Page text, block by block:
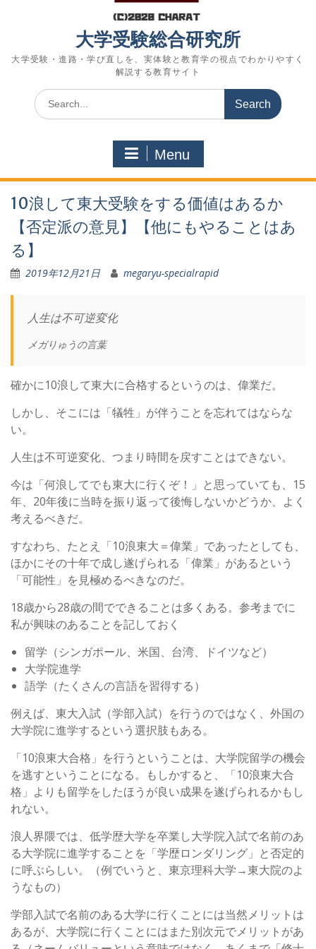
大学受験総合研究所
大学受験・進路・学び直しを、実体験と教育学の視点でわかりやすく
解説する教育サイト
Search
for:
Menu
10浪して東大受験をする価値はあるか
【否定派の意見】【他にもやることはあ
る】
2019年12月21日 megaryu-specialrapid
人生は不可逆変化
メガりゅうの言葉
確かに10浪して東大に合格するというのは、偉業だ。
しかし、そこには「犠牲」が伴うことを忘れてはならな
い。
人生は不可逆変化、つまり時間を戻すことはできない。
今は「何浪してでも東大に行くぞ！」と思っていても、15
年、20年後に当時を振り返って後悔しないかどうか、よく
考えるべきだ。
すなわち、たとえ「10浪東大＝偉業」であったとしても、
ほかにその十年で成し遂げられる「偉業」があるという
「可能性」を見極めるべきなのだ。
18歳から28歳の間でできることは多くある。参考までに
私が興味のあることを記しておく
留学（シンガポール、米国、台湾、ドイツなど）
大学院進学
語学（たくさんの言語を習得する）
例えば、東大入試（学部入試）を行うのではなく、外国の
大学院に進学するという選択肢もある。
「10浪東大合格」を行うということは、大学院留学の機会
を逃すということになる。もしかすると、「10浪東大合
格」よりも留学をしたほうが良い成果を遂げられるかもし
れない。
浪人界隈では、低学歴大学を卒業し大学院入試で名前のあ
る大学院に進学することを「学歴ロンダリング」と否定的
に呼ぶらしい。（例でいうと、東京理科大学→東大院のよ
うなもの）
学部入試で名前のある大学に行くことには当然メリットは
あるが、大学院に行くことにはまた別次元でメリットがあ